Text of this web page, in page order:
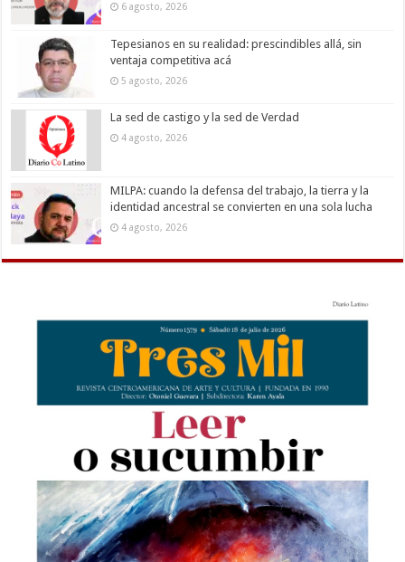
6 agosto, 2026
Tepesianos en su realidad: prescindibles allá, sin
ventaja competitiva acá
5 agosto, 2026
La sed de castigo y la sed de Verdad
4 agosto, 2026
MILPA: cuando la defensa del trabajo, la tierra y la
identidad ancestral se convierten en una sola lucha
4 agosto, 2026